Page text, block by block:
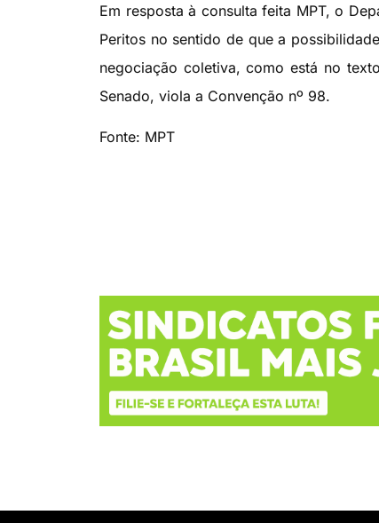
Em resposta à consulta feita MPT, o
Peritos no sentido de que a
negociação coletiva, como está no
Senado, viola a Convenção nº 98.
Fonte: MPT